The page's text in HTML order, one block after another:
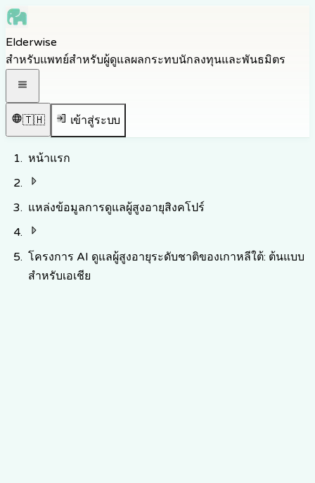
Skip to navigation
Skip to footer
Elderwise
สำหรับแพทย์สำหรับผู้ดูแลผลกระทบนักลงทุนและพันธมิตร
🇹🇭 เข้าสู่ระบบ
หน้าแรก
แหล่งข้อมูลการดูแลผู้สูงอายุสิงคโปร์
โครงการ AI ดูแลผู้สูงอายุระดับชาติของเกาหลีใต้: ต้นแบบ
สำหรับเอเชีย